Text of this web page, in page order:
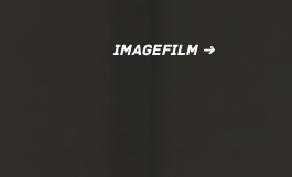
Imagefilm ➜